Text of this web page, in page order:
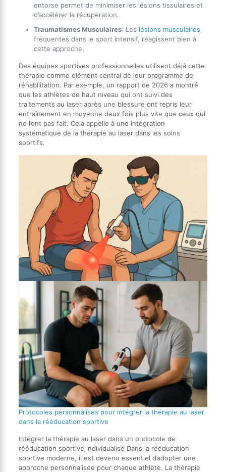
entorse permet de minimiser les lésions tissulaires et
d’accélérer la récupération.
Traumatismes Musculaires: Les lésions musculaires,
fréquentes dans le sport intensif, réagissent bien à
cette approche.
Des équipes sportives professionnelles utilisent déjà cette
thérapie comme élément central de leur programme de
réhabilitation. Par exemple, un rapport de 2026 a montré
que les athlètes de haut niveau qui ont suivi des
traitements au laser après une blessure ont repris leur
entraînement en moyenne deux fois plus vite que ceux qui
ne l’ont pas fait. Cela appelle à une intégration
systématique de la thérapie au laser dans les soins
sportifs.
Protocoles personnalisés pour intégrer la thérapie au laser
dans la rééducation sportive
Intégrer la thérapie au laser dans un protocole de
rééducation sportive individualisé Dans la rééducation
sportive moderne, il est devenu essentiel d’adopter une
approche personnalisée pour chaque athlète. La thérapie